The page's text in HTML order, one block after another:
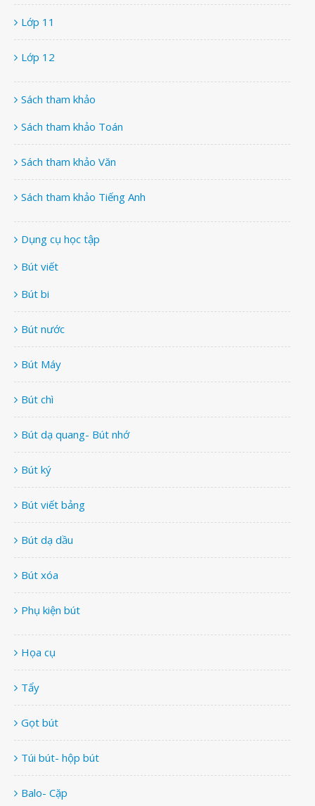
Lớp 11
Lớp 12
Sách tham khảo
Sách tham khảo Toán
Sách tham khảo Văn
Sách tham khảo Tiếng Anh
Dụng cụ học tập
Bút viết
Bút bi
Bút nước
Bút Máy
Bút chì
Bút dạ quang- Bút nhớ
Bút ký
Bút viết bảng
Bút dạ dầu
Bút xóa
Phụ kiện bút
Họa cụ
Tẩy
Gọt bút
Túi bút- hộp bút
Balo- Cặp